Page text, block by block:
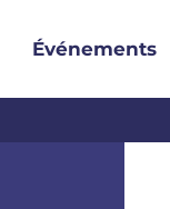
Événements